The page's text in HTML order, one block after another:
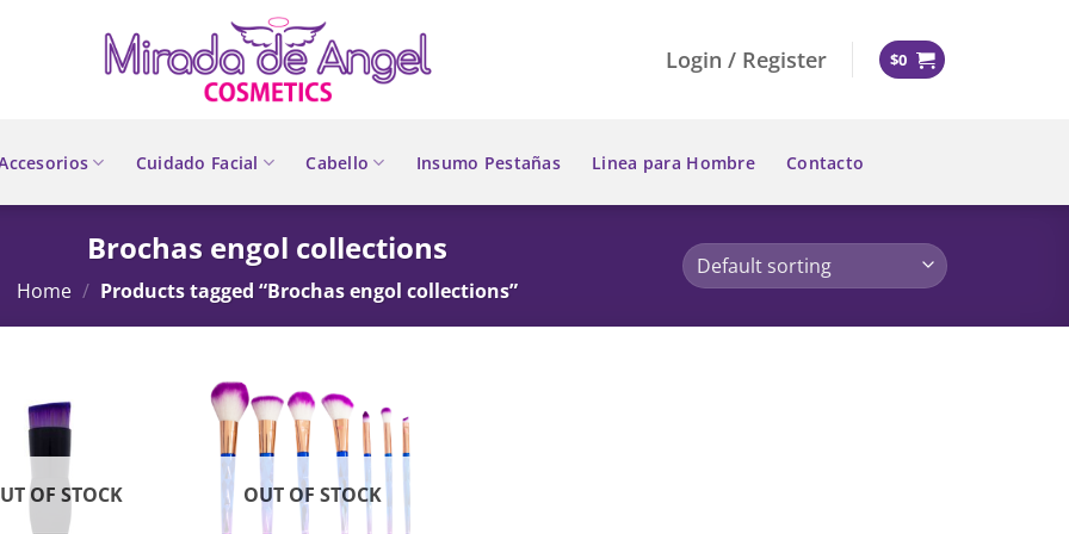
Login / Register $0
Cuidado Facial Cabello Insumo Pestañas Linea para Hombre Contacto
Brochas engol collections
Home / Products tagged “Brochas engol collections”
OF STOCK OUT OF STOCK